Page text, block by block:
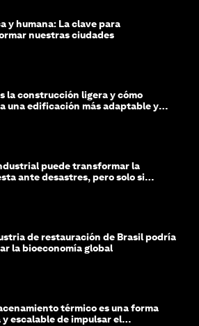
y humana: La clave para
nuestras ciudades
la construcción ligera y cómo
una edificación más adaptable y
puede transformar la
ante desastres, pero solo si
de restauración de Brasil podría
la bioeconomía global
térmico es una forma
escalable de impulsar el